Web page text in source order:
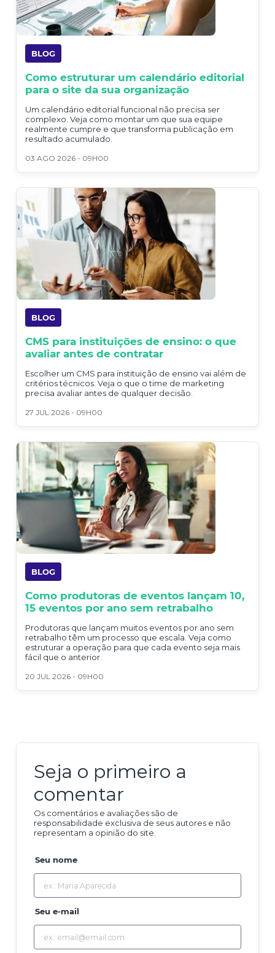
BLOG
Como estruturar um calendário editorial
para o site da sua organização
Um calendário editorial funcional não precisa ser
complexo. Veja como montar um que sua equipe
realmente cumpre e que transforma publicação em
resultado acumulado.
03 AGO 2026 - 09H00
BLOG
CMS para instituições de ensino: o que
avaliar antes de contratar
Escolher um CMS para instituição de ensino vai além de
critérios técnicos. Veja o que o time de marketing
precisa avaliar antes de qualquer decisão.
27 JUL 2026 - 09H00
BLOG
Como produtoras de eventos lançam 10,
15 eventos por ano sem retrabalho
Produtoras que lançam muitos eventos por ano sem
retrabalho têm um processo que escala. Veja como
estruturar a operação para que cada evento seja mais
fácil que o anterior.
20 JUL 2026 - 09H00
Seja o primeiro a
comentar
Os comentários e avaliações são de
responsabilidade exclusiva de seus autores e não
representam a opinião do site.
Seu nome
Seu e-mail